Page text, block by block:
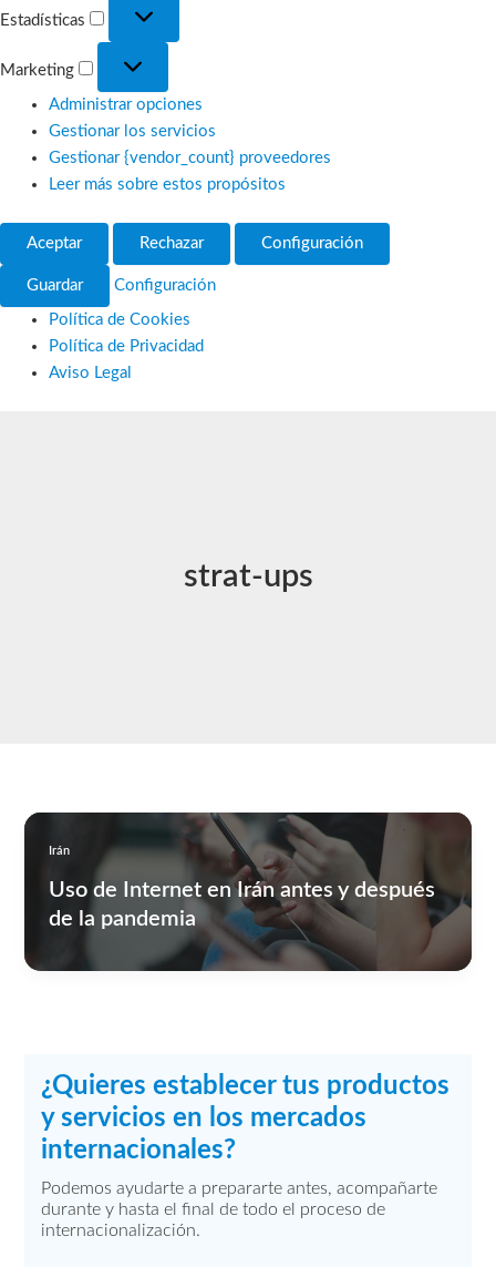
Estadísticas
Marketing
Administrar opciones
Gestionar los servicios
Gestionar {vendor_count} proveedores
Leer más sobre estos propósitos
Aceptar Rechazar Configuración
Guardar Configuración
Política de Cookies
Política de Privacidad
Aviso Legal
strat-ups
Irán
Uso de Internet en Irán antes y después
de la pandemia
¿Quieres establecer tus productos
y servicios en los mercados
internacionales?
Podemos ayudarte a prepararte antes, acompañarte
durante y hasta el final de todo el proceso de
internacionalización.